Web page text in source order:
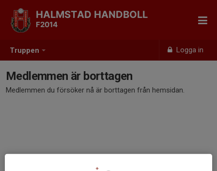
Truppen Logga in
HALMSTAD HANDBOLL
F2014
Medlemmen är borttagen
Medlemmen du försöker nå är borttagen från hemsidan.